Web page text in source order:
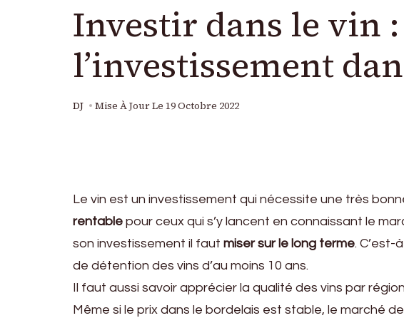
Investir dans le vin
l’investissement
DJ Mise À Jour Le 19 Octobre 2022
Le vin est un investissement qui nécessite une très
rentable pour ceux qui s’y lancent en connaissant le
son investissement il faut miser sur le long terme. C’est-
de détention des vins d’au moins 10 ans.
Il faut aussi savoir apprécier la qualité des vins par région
Même si le prix dans le bordelais est stable, le marché